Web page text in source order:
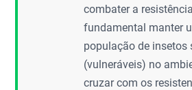
combater a
fundamental manter
população de insetos
(vulneráveis) no
cruzar com os